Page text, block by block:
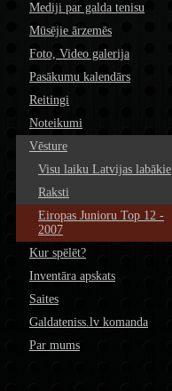
Mediji par galda tenisu
Mūsējie ārzemēs
Foto, Video galerija
Pasākumu kalendārs
Reitingi
Noteikumi
Vēsture
Visu laiku Latvijas labākie
Raksti
Eiropas Junioru Top 12 -
2007
Kur spēlēt?
Inventāra apskats
Saites
Galdateniss.lv komanda
Par mums